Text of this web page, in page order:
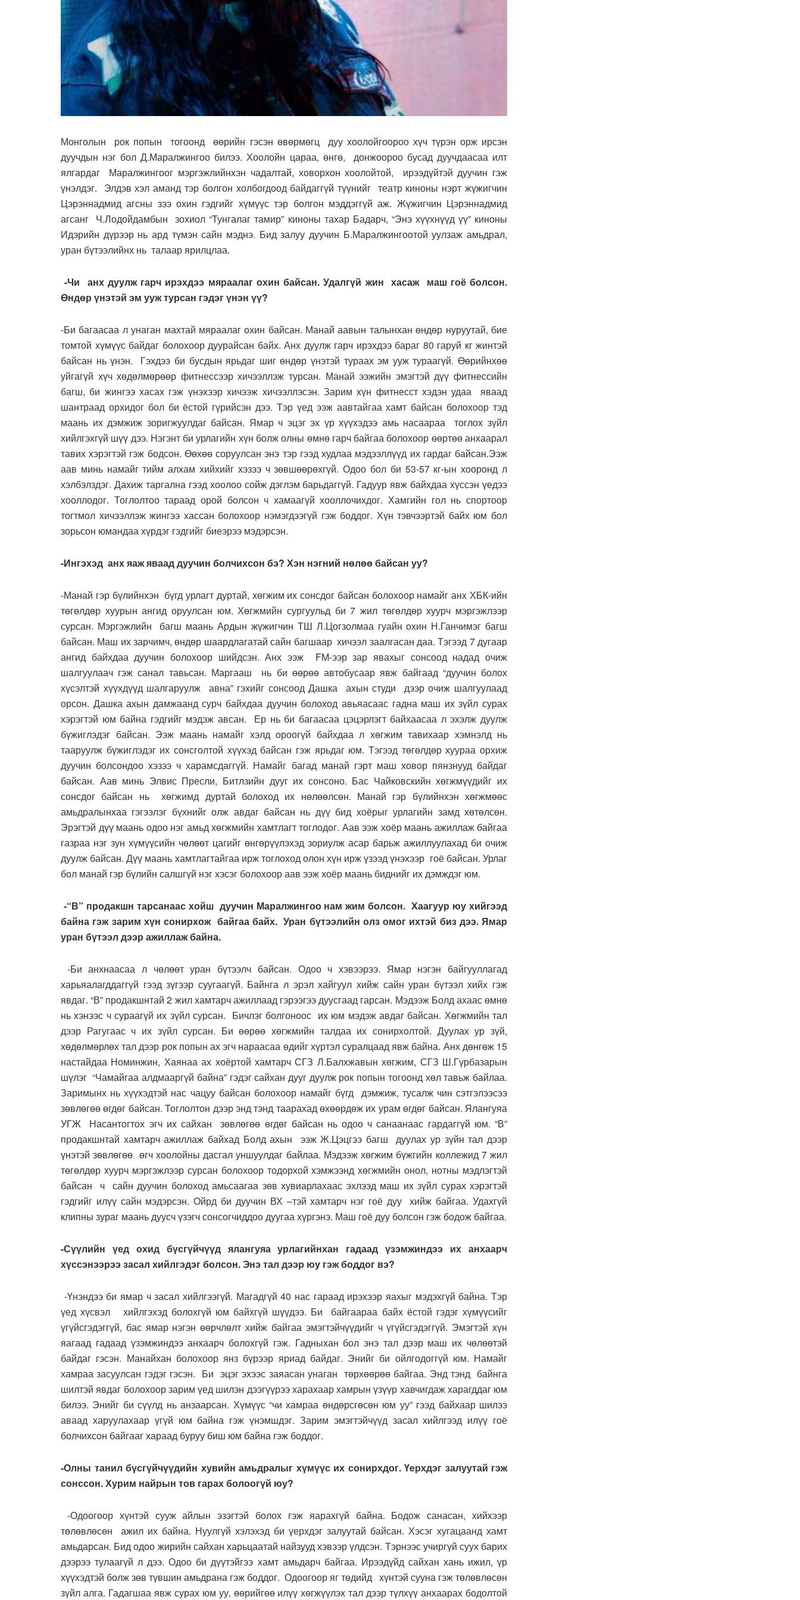
Монголын рок попын тогоонд өөрийн гэсэн өвөрмөгц дуу хоолойгоороо хүч түрэн орж ирсэн
дуучдын нэг бол Д.Маралжингоо билээ. Хоолойн цараа, өнгө, донжоороо бусад дуучдаасаа илт
ялгардаг Маралжингоог мэргэжлийнхэн чадалтай, ховорхон хоолойтой, ирээдүйтэй дуучин гэж
үнэлдэг. Элдэв хэл аманд тэр болгон холбогдоод байдаггүй түүнийг театр киноны нэрт жүжигчин
Цэрэннадмид агсны зээ охин гэдгийг хүмүүс тэр болгон мэддэггүй аж. Жүжигчин Цэрэннадмид
агсанг Ч.Лодойдамбын зохиол “Тунгалаг тамир” киноны тахар Бадарч, “Энэ хүүхнүүд үү” киноны
Идэрийн дүрээр нь ард түмэн сайн мэднэ. Бид залуу дуучин Б.Маралжингоотой уулзаж амьдрал,
уран бүтээлийнх нь талаар ярилцлаа.
-Чи анх дуулж гарч ирэхдээ мяраалаг охин байсан. Удалгүй жин хасаж маш гоё болсон.
Өндөр үнэтэй эм ууж турсан гэдэг үнэн үү?
-Би багаасаа л унаган махтай мяраалаг охин байсан. Манай аавын талынхан өндөр нуруутай, бие
томтой хүмүүс байдаг болохоор дуурайсан байх. Анх дуулж гарч ирэхдээ бараг 80 гаруй кг жинтэй
байсан нь үнэн. Гэхдээ би бусдын ярьдаг шиг өндөр үнэтэй тураах эм ууж тураагүй. Өөрийнхөө
уйгагүй хүч хөдөлмөрөөр фитнессээр хичээллэж турсан. Манай ээжийн эмэгтэй дүү фитнессийн
багш, би жингээ хасах гэж үнэхээр хичээж хичээллэсэн. Зарим хүн фитнесст хэдэн удаа яваад
шантраад орхидог бол би ёстой гүрийсэн дээ. Тэр үед ээж аавтайгаа хамт байсан болохоор тэд
маань их дэмжиж зоригжуулдаг байсан. Ямар ч эцэг эх үр хүүхэдээ амь насаараа тоглох зүйл
хийлгэхгүй шүү дээ. Нэгэнт би урлагийн хүн болж олны өмнө гарч байгаа болохоор өөртөө анхаарал
тавих хэрэгтэй гэж бодсон. Өөхөө соруулсан энэ тэр гээд худлаа мэдээллүүд их гардаг байсан.Ээж
аав минь намайг тийм алхам хийхийг хэзээ ч зөвшөөрөхгүй. Одоо бол би 53-57 кг-ын хооронд л
хэлбэлздэг. Дахиж таргална гээд хоолоо сойж дэглэм барьдаггүй. Гадуур явж байхдаа хүссэн үедээ
хооллодог. Тоглолтоо тараад орой болсон ч хамаагүй хооллочихдог. Хамгийн гол нь спортоор
тогтмол хичээллэж жингээ хассан болохоор нэмэгдээгүй гэж боддог. Хүн тэвчээртэй байх юм бол
зорьсон юмандаа хүрдэг гэдгийг биеэрээ мэдэрсэн.
-Ингэхэд анх яаж яваад дуучин болчихсон бэ? Хэн нэгний нөлөө байсан уу?
-Манай гэр бүлийнхэн бүгд урлагт дуртай, хөгжим их сонсдог байсан болохоор намайг анх ХБК-ийн
төгөлдөр хуурын ангид оруулсан юм. Хөгжмийн сургуульд би 7 жил төгөлдөр хуурч мэргэжлээр
сурсан. Мэргэжлийн багш маань Ардын жүжигчин ТШ Л.Цогзолмаа гуайн охин Н.Ганчимэг багш
байсан. Маш их зарчимч, өндөр шаардлагатай сайн багшаар хичээл заалгасан даа. Тэгээд 7 дугаар
ангид байхдаа дуучин болохоор шийдсэн. Анх ээж FM-ээр зар явахыг сонсоод надад очиж
шалгуулаач гэж санал тавьсан. Маргааш нь би өөрөө автобусаар явж байгаад “дуучин болох
хүсэлтэй хүүхдүүд шалгаруулж авна” гэхийг сонсоод Дашка ахын студи дээр очиж шалгуулаад
орсон. Дашка ахын дамжаанд сурч байхдаа дуучин болоход авьяасаас гадна маш их зүйл сурах
хэрэгтэй юм байна гэдгийг мэдэж авсан. Ер нь би багаасаа цэцэрлэгт байхаасаа л эхэлж дуулж
бүжиглэдэг байсан. Ээж маань намайг хэлд ороогүй байхдаа л хөгжим тавихаар хэмнэлд нь
тааруулж бүжиглэдэг их сонсголтой хүүхэд байсан гэж ярьдаг юм. Тэгээд төгөлдөр хуураа орхиж
дуучин болсондоо хэзээ ч харамсдаггүй. Намайг багад манай гэрт маш ховор пянзнууд байдаг
байсан. Аав минь Элвис Пресли, Битлзийн дууг их сонсоно. Бас Чайковскийн хөгжмүүдийг их
сонсдог байсан нь хөгжимд дуртай болоход их нөлөөлсөн. Манай гэр бүлийнхэн хөгжмөөс
амьдралынхаа гэгээлэг бүхнийг олж авдаг байсан нь дүү бид хоёрыг урлагийн замд хөтөлсөн.
Эрэгтэй дүү маань одоо нэг амьд хөгжмийн хамтлагт тоглодог. Аав ээж хоёр маань ажиллаж байгаа
газраа нэг зун хүмүүсийн чөлөөт цагийг өнгөрүүлэхэд зориулж асар барьж ажиллуулахад би очиж
дуулж байсан. Дүү маань хамтлагтайгаа ирж тоглоход олон хүн ирж үзээд үнэхээр гоё байсан. Урлаг
бол манай гэр бүлийн салшгүй нэг хэсэг болохоор аав ээж хоёр маань биднийг их дэмждэг юм.
-“В” продакшн тарсанаас хойш дуучин Маралжингоо нам жим болсон. Хаагуур юу хийгээд
байна гэж зарим хүн сонирхож байгаа байх. Уран бүтээлийн олз омог ихтэй биз дээ. Ямар
уран бүтээл дээр ажиллаж байна.
-Би анхнаасаа л чөлөөт уран бүтээлч байсан. Одоо ч хэвээрээ. Ямар нэгэн байгууллагад
харьяалагддаггүй гээд зүгээр суугаагүй. Байнга л эрэл хайгуул хийж сайн уран бүтээл хийх гэж
явдаг. “В” продакшнтай 2 жил хамтарч ажиллаад гэрээгээ дуусгаад гарсан. Мэдээж Болд ахаас өмнө
нь хэнээс ч сураагүй их зүйл сурсан. Бичлэг болгоноос их юм мэдэж авдаг байсан. Хөгжмийн тал
дээр Рагугаас ч их зүйл сурсан. Би өөрөө хөгжмийн талдаа их сонирхолтой. Дуулах ур зүй,
хөдөлмөрлөх тал дээр рок попын ах эгч нараасаа өдийг хүртэл суралцаад явж байна. Анх дөнгөж 15
настайдаа Номинжин, Хаянаа ах хоёртой хамтарч СГЗ Л.Балхжавын хөгжим, СГЗ Ш.Гүрбазарын
шүлэг “Чамайгаа алдмааргүй байна” гэдэг сайхан дууг дуулж рок попын тогоонд хөл тавьж байлаа.
Заримынх нь хүүхэдтэй нас чацуу байсан болохоор намайг бүгд дэмжиж, тусалж чин сэтгэлээсээ
зөвлөгөө өгдөг байсан. Тоглолтон дээр энд тэнд таарахад өхөөрдөж их урам өгдөг байсан. Ялангуяа
УГЖ Насантогтох эгч их сайхан зөвлөгөө өгдөг байсан нь одоо ч санаанаас гардаггүй юм. “В”
продакшнтай хамтарч ажиллаж байхад Болд ахын ээж Ж.Цэцгээ багш дуулах ур зүйн тал дээр
үнэтэй зөвлөгөө өгч хоолойны дасгал уншуулдаг байлаа. Мэдээж хөгжим бүжгийн коллежид 7 жил
төгөлдөр хуурч мэргэжлээр сурсан болохоор тодорхой хэмжээнд хөгжмийн онол, нотны мэдлэгтэй
байсан ч сайн дуучин болоход амьсаагаа зөв хувиарлахаас эхлээд маш их зүйл сурах хэрэгтэй
гэдгийг илүү сайн мэдэрсэн. Ойрд би дуучин ВХ –тэй хамтарч нэг гоё дуу хийж байгаа. Удахгүй
клипны зураг маань дуусч үзэгч сонсогчиддоо дуугаа хүргэнэ. Маш гоё дуу болсон гэж бодож байгаа.
-Сүүлийн үед охид бүсгүйчүүд ялангуяа урлагийнхан гадаад үзэмжиндээ их анхаарч
хүссэнээрээ засал хийлгэдэг болсон. Энэ тал дээр юу гэж боддог вэ?
-Үнэндээ би ямар ч засал хийлгээгүй. Магадгүй 40 нас гараад ирэхээр яахыг мэдэхгүй байна. Тэр
үед хүсвэл хийлгэхэд болохгүй юм байхгүй шүүдээ. Би байгаараа байх ёстой гэдэг хүмүүсийг
үгүйсгэдэггүй, бас ямар нэгэн өөрчлөлт хийж байгаа эмэгтэйчүүдийг ч үгүйсгэдэггүй. Эмэгтэй хүн
яагаад гадаад үзэмжиндээ анхаарч болохгүй гэж. Гадныхан бол энэ тал дээр маш их чөлөөтэй
байдаг гэсэн. Манайхан болохоор янз бүрээр яриад байдаг. Энийг би ойлгодоггүй юм. Намайг
хамраа засуулсан гэдэг гэсэн. Би эцэг эхээс заяасан унаган төрхөөрөө байгаа. Энд тэнд байнга
шилтэй явдаг болохоор зарим үед шилэн дээгүүрээ харахаар хамрын үзүүр хавчигдаж харагддаг юм
билээ. Энийг би сүүлд нь анзаарсан. Хүмүүс “чи хамраа өндөрсгөсөн юм уу” гээд байхаар шилээ
аваад харуулахаар үгүй юм байна гэж үнэмшдэг. Зарим эмэгтэйчүүд засал хийлгээд илүү гоё
болчихсон байгааг хараад буруу биш юм байна гэж боддог.
-Олны танил бүсгүйчүүдийн хувийн амьдралыг хүмүүс их сонирхдог. Үерхдэг залуутай гэж
сонссон. Хурим найрын тов гарах болоогүй юу?
-Одоогоор хүнтэй сууж айлын эзэгтэй болох гэж яарахгүй байна. Бодож санасан, хийхээр
төлөвлөсөн ажил их байна. Нуулгүй хэлэхэд би үерхдэг залуутай байсан. Хэсэг хугацаанд хамт
амьдарсан. Бид одоо жирийн сайхан харьцаатай найзууд хэвээр үлдсэн. Тэрнээс учиргүй суух барих
дээрээ тулаагүй л дээ. Одоо би дүүтэйгээ хамт амьдарч байгаа. Ирээдүйд сайхан хань ижил, үр
хүүхэдтэй болж зөв түвшин амьдрана гэж боддог. Одоогоор яг төдийд хүнтэй сууна гэж төлөвлөсөн
зүйл алга. Гадагшаа явж сурах юм уу, өөрийгөө илүү хөгжүүлэх тал дээр түлхүү анхаарах бодолтой